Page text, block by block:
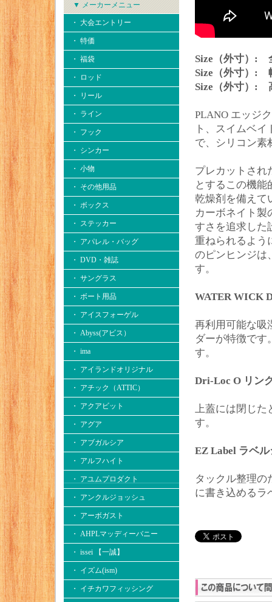
▼ メーカーメニュー
・ 大会エントリー
・ 特価
・ 福袋
・ ロッド
・ リール
・ ライン
・ フック
・ シンカー
・ 小物
・ その他用品
・ ボックス
・ ステッカー
・ アパレル・バッグ
・ DVD・雑誌
・ サングラス
・ ボート用品
・ アイスフォーゲル
・ Abyss(アビス）
・ ima
・ アイランドオリジナル
・ アチック（ATTIC）
・ アクアビット
・ アグア
・ アブガルシア
・ アルフハイト
・ アユムプロダクト
・ アンクルジョッシュ
・ アーボガスト
・ AHPLマッディーバニー
・ issei 【一誠】
・ イズム(ism)
・ イチカワフィッシング
Size（外寸）:
Size（外寸）:
Size（外寸）:
PLANO エッジ
ト、スイムベ
で、シリコン素
プレカットされ
とするこの機
乾燥剤を備えて
カーボネイト製
すさを追求した
重ねられるよう
のピンヒンジは
す。
WATER WICK
再利用可能な吸
ダーが特徴です
す。
Dri-Loc O リン
上蓋には閉じた
す。
EZ Label ラベ
タックル整理の
に書き込めるラ